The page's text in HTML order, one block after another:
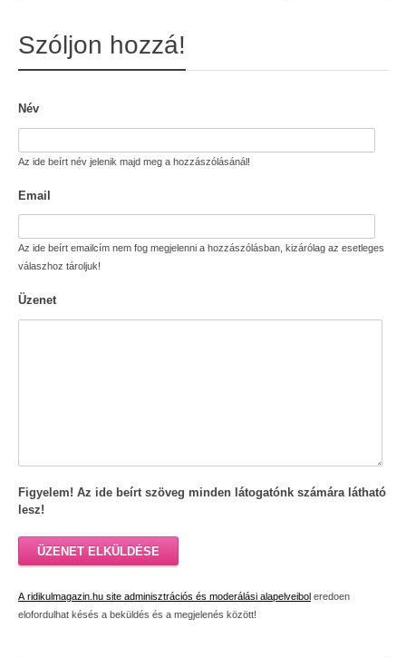
Szóljon hozzá!
Név
Az ide beírt név jelenik majd meg a hozzászólásánál!
Email
Az ide beírt emailcím nem fog megjelenni a hozzászólásban, kizárólag az esetleges
válaszhoz tároljuk!
Üzenet
Figyelem! Az ide beírt szöveg minden látogatónk számára látható
lesz!
ÜZENET ELKÜLDÉSE
A ridikulmagazin.hu site adminisztrációs és moderálási alapelveibol eredoen
elofordulhat késés a beküldés és a megjelenés között!